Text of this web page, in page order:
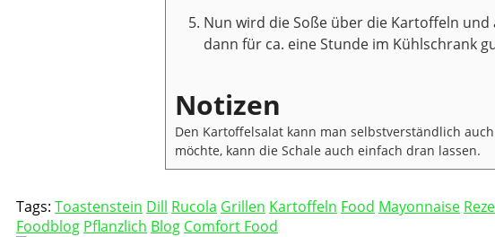
Nun wird die Soße über die Kartoffeln
dann für ca. eine Stunde im Kühlschrank
Notizen
Den Kartoffelsalat kann man selbstverständlich
möchte, kann die Schale auch einfach dran lassen.
Tags: Toastenstein Dill Rucola Grillen Kartoffeln Food Mayonnaise
Foodblog Pflanzlich Blog Comfort Food